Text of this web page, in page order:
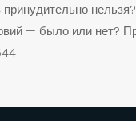
нельзя?
— было или нет?